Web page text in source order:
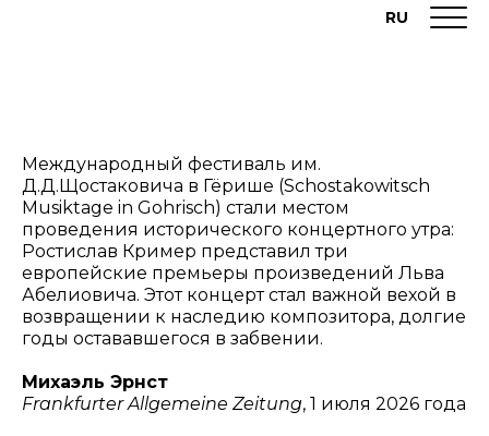
RU
Международный фестиваль им.
Д.Д.Щостаковича в Гёрише (Schostakowitsch
Musiktage in Gohrisch) стали местом
проведения исторического концертного утра:
Ростислав Кример представил три
европейские премьеры произведений Льва
Абелиовича. Этот концерт стал важной вехой в
возвращении к наследию композитора, долгие
годы остававшегося в забвении.
Михаэль Эрнст
Frankfurter Allgemeine Zeitung, 1 июля 2026 года